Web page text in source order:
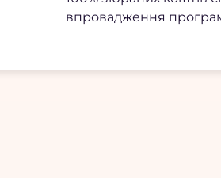
впровадження програм